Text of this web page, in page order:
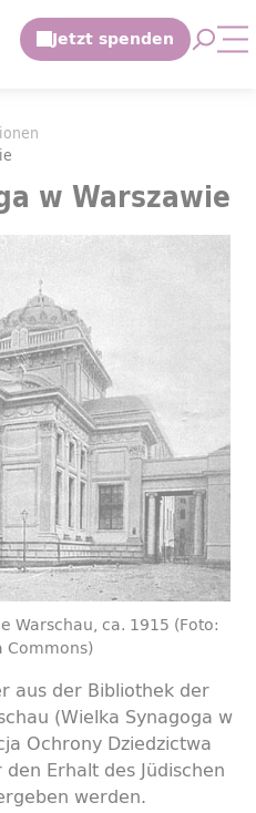
w Warszawie
Warschau, ca. 1915 (Foto:
aus der Bibliothek der
(Wielka Synagoga w
Ochrony Dziedzictwa
Erhalt des Jüdischen
werden.